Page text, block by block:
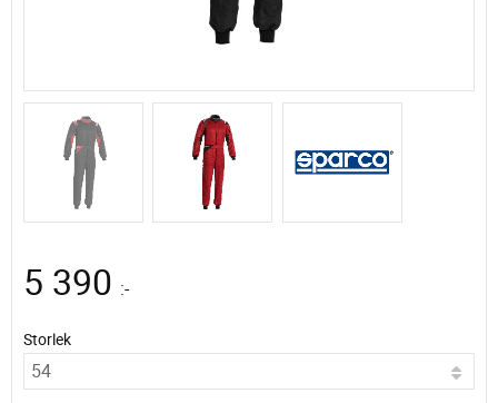
5 390 :-
Storlek